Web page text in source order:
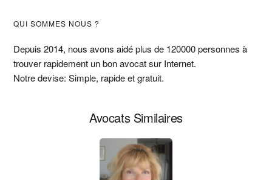
Barre
latérale
principale
QUI SOMMES NOUS ?
Depuis 2014, nous avons aidé plus de 120000 personnes à
trouver rapidement un bon avocat sur Internet.
Notre devise: Simple, rapide et gratuit.
Avocats Similaires